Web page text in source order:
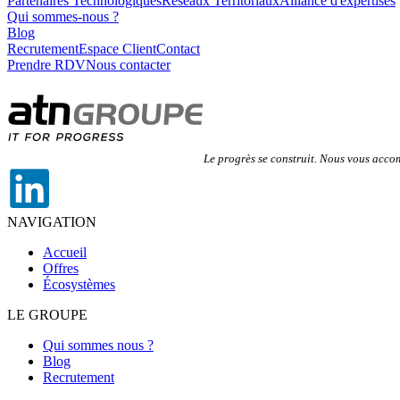
Qui sommes-nous ?
Blog
RecrutementEspace ClientContact
Prendre RDVNous contacter
Le progrès se construit. Nous vous
NAVIGATION
Accueil
Offres
Écosystèmes
LE GROUPE
Qui sommes nous ?
Blog
Recrutement